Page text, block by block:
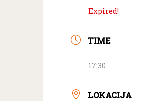
Expired!
TIME
17:30
LOKACIJA